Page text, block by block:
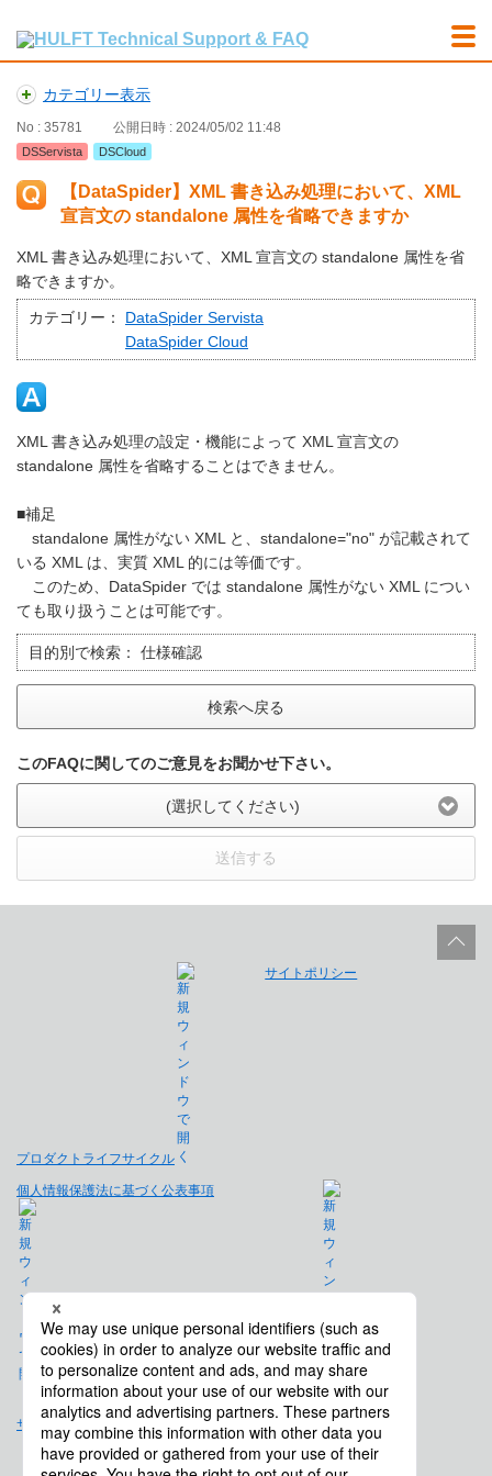
カテゴリー表示
No : 35781 公開日時 : 2024/05/02 11:48
DSServista DSCloud
【DataSpider】XML 書き込み処理において、XML
宣言文の standalone 属性を省略できますか
XML 書き込み処理において、XML 宣言文の standalone 属性を省
略できますか。
カテゴリー：
DataSpider Servista
DataSpider Cloud
XML 書き込み処理の設定・機能によって XML 宣言文の
standalone 属性を省略することはできません。
■補足
standalone 属性がない XML と、standalone="no" が記載されて
いる XML は、実質 XML 的には等価です。
このため、DataSpider では standalone 属性がない XML につい
ても取り扱うことは可能です。
目的別で検索： 仕様確認
検索へ戻る
このFAQに関してのご意見をお聞かせ下さい。
(選択してください)
送信する
プロダクトライフサイクル
サイトポリシー
個人情報保護法に基づく公表事項
免責事項
サイトマップ